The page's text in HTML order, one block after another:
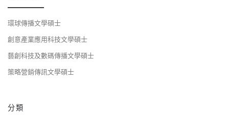
環球傳播文學碩士
創意產業應用科技文學碩士
藝創科技及數碼傳播文學碩士
策略營銷傳訊文學碩士
分類